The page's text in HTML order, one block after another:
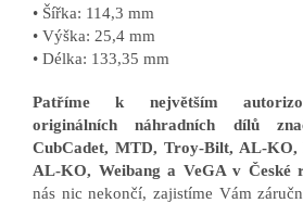
• Šířka: 114,3 mm
• Výška: 25,4 mm
• Délka: 133,35 mm
Patříme k největším
originálních náhradních dílů
CubCadet, MTD, Troy-Bilt, AL-KO,
AL-KO, Weibang a VeGA v České
nás nic nekončí, zajistíme Vám